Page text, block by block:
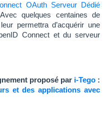
OAuth Serveur Dédié
quelques centaines de
permettra d’acquérir une
Connect et du serveur
proposé par i-Tego :
et des applications avec